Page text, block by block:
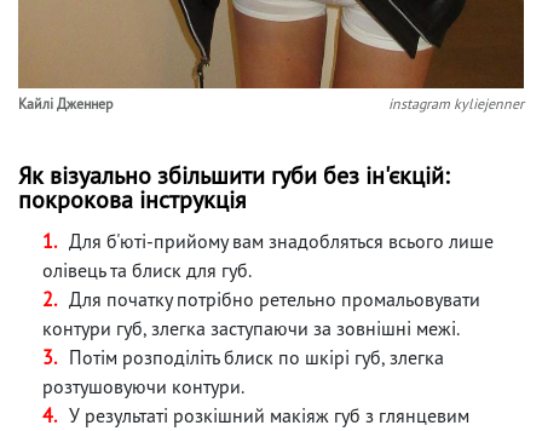
Кайлі Дженнер instagram kyliejenner
Як візуально збільшити губи без ін'єкцій:
покрокова інструкція
Для б'юті-прийому вам знадобляться всього лише
олівець та блиск для губ.
Для початку потрібно ретельно промальовувати
контури губ, злегка заступаючи за зовнішні межі.
Потім розподіліть блиск по шкірі губ, злегка
розтушовуючи контури.
У результаті розкішний макіяж губ з глянцевим